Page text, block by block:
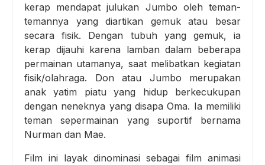
kerap mendapat julukan Jumbo oleh teman-
temannya yang diartikan gemuk atau besar
secara fisik. Dengan tubuh yang gemuk, ia
kerap dijauhi karena lamban dalam beberapa
permainan utamanya, saat melibatkan kegiatan
fisik/olahraga. Don atau Jumbo merupakan
anak yatim piatu yang hidup berkecukupan
dengan neneknya yang disapa Oma. Ia memiliki
teman sepermainan yang suportif bernama
Nurman dan Mae.
Film ini layak dinominasi sebagai film animasi